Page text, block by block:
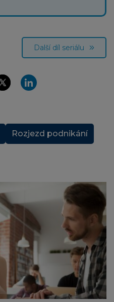
Další díl seriálu
Rozjezd podnikání